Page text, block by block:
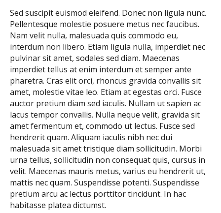
Sed suscipit euismod eleifend. Donec non ligula nunc.
Pellentesque molestie posuere metus nec faucibus.
Nam velit nulla, malesuada quis commodo eu,
interdum non libero. Etiam ligula nulla, imperdiet nec
pulvinar sit amet, sodales sed diam. Maecenas
imperdiet tellus at enim interdum et semper ante
pharetra. Cras elit orci, rhoncus gravida convallis sit
amet, molestie vitae leo. Etiam at egestas orci. Fusce
auctor pretium diam sed iaculis. Nullam ut sapien ac
lacus tempor convallis. Nulla neque velit, gravida sit
amet fermentum et, commodo ut lectus. Fusce sed
hendrerit quam. Aliquam iaculis nibh nec dui
malesuada sit amet tristique diam sollicitudin. Morbi
urna tellus, sollicitudin non consequat quis, cursus in
velit. Maecenas mauris metus, varius eu hendrerit ut,
mattis nec quam. Suspendisse potenti. Suspendisse
pretium arcu ac lectus porttitor tincidunt. In hac
habitasse platea dictumst.